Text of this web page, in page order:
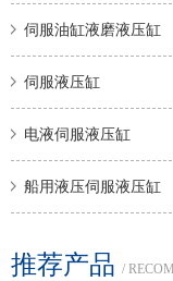
伺服油缸液磨液压缸
伺服液压缸
电液伺服液压缸
船用液压伺服液压缸
推荐产品 /